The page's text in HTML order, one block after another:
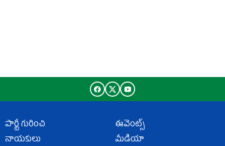
పార్టీ గురించి
నాయకులు
ఈవెంట్స్
మీడియా